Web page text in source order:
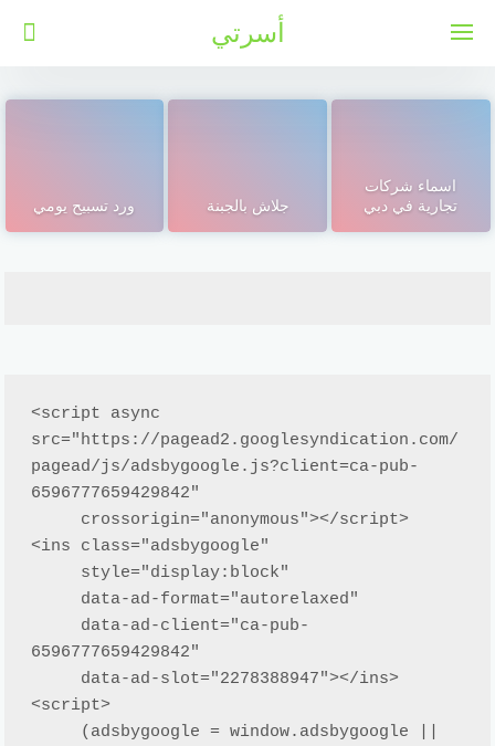
أسرتي
اسماء شركات
تجارية في دبي
جلاش بالجبنة ورد تسبيح يومي
<script async
src="https://pagead2.googlesyndication.com/
pagead/js/adsbygoogle.js?client=ca-pub-
6596777659429842"
<ins class="adsbygoogle"
6596777659429842"
<script>